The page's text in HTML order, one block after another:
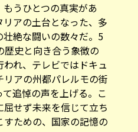
うひとつの真実があ
アの土台となった、多
絶な闘いの数々だ。5
歴史と向き合う象徴の
れ、テレビではドキュ
アの州都パレルモの街
追悼の声を上げる。こ
せず未来を信じて立ち
ための、国家の記憶の